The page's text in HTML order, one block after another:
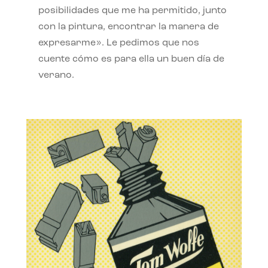
posibilidades que me ha permitido, junto
con la pintura, encontrar la manera de
expresarme». Le pedimos que nos
cuente cómo es para ella un buen día de
verano.